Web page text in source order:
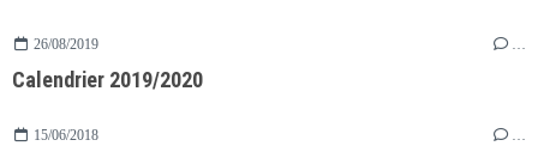
26/08/2019 …
Calendrier 2019/2020
15/06/2018 …